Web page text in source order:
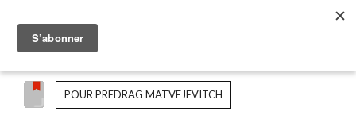
POUR PREDRAG MATVEJEVITCH